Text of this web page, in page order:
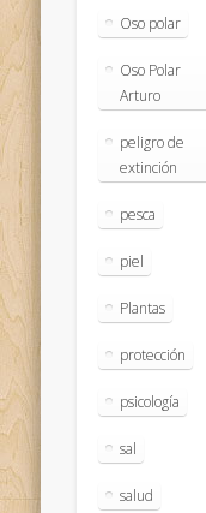
Oso polar
Oso Polar
Arturo
peligro de
extinción
pesca
piel
Plantas
protección
psicología
sal
salud